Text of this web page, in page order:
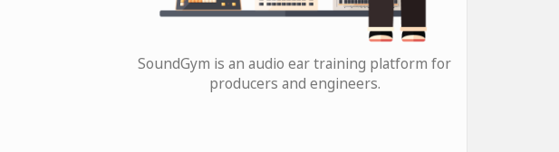
SoundGym is an audio ear training platform for
producers and engineers.